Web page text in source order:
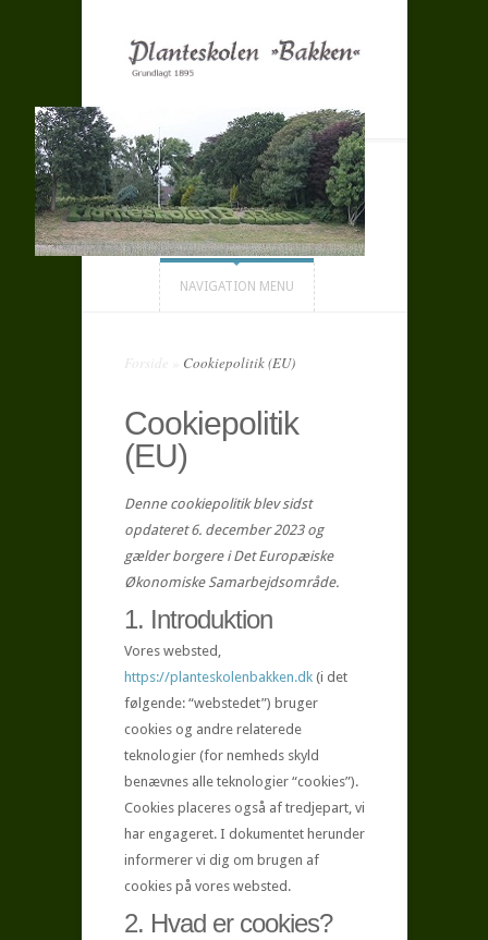
NAVIGATION MENU
Forside Cookiepolitik (EU)
Cookiepolitik
(EU)
Denne cookiepolitik blev sidst
opdateret 6. december 2023 og
gælder borgere i Det Europæiske
Økonomiske Samarbejdsområde.
1. Introduktion
Vores websted,
https://planteskolenbakken.dk(i det
følgende: “webstedet”) bruger
cookies og andre relaterede
teknologier (for nemheds skyld
benævnes alle teknologier “cookies”).
Cookies placeres også af tredjepart, vi
har engageret. I dokumentet herunder
informerer vi dig om brugen af ​​
cookies på vores websted.
2. Hvad er cookies?